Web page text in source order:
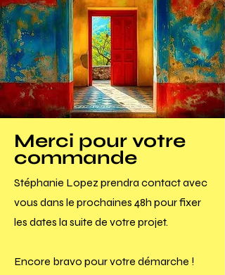
Merci pour votre
commande
Stéphanie Lopez prendra contact avec
vous dans le prochaines 48h pour fixer
les dates la suite de votre projet.
Encore bravo pour votre démarche !